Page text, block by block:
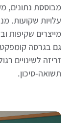
מבוססת נתונים,
מייצרים שקיפות
גם בגרסה
זריזה לשינויים
תשואה-סיכון.